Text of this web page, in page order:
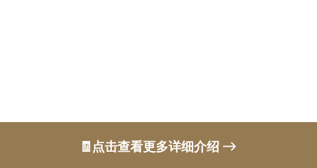
🧾点击查看更多详细介绍